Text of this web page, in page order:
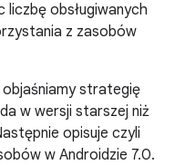
liczbę obsługiwanych
z zasobów
strategię
w wersji starszej niż
opisuje czyli
w Androidzie 7.0.